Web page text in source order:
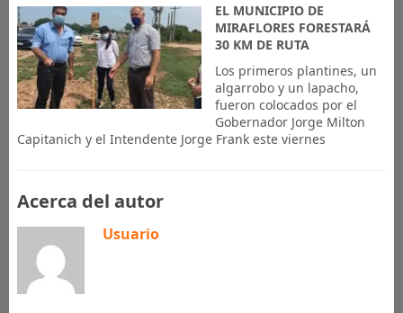
EL MUNICIPIO DE
MIRAFLORES FORESTARÁ
30 KM DE RUTA
Los primeros plantines, un
algarrobo y un lapacho,
fueron colocados por el
Gobernador Jorge Milton
Capitanich y el Intendente Jorge Frank este viernes
Acerca del autor
Usuario